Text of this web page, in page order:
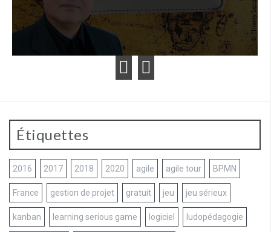
Étiquettes
2016 2017 2018 2020 agile agile tour BPMN
France gestion de projet gratuit jeu jeu sérieux
kanban learning serious game logiciel ludopédagogie